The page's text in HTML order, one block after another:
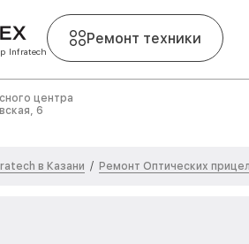
Infratech
Ремонт техники
центра
6
в Казани / Ремонт Оптических